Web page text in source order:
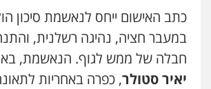
כתב האישום ייחס לנאשמת סיכון
במעבר חציה, נהיגה רשלנית,
חבלה של ממש לגוף. הנאשמת,
יאיר סטולר, כפרה באחריות